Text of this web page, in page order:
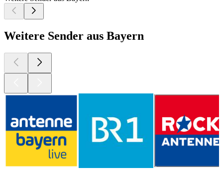
Weitere Sender aus Bayern